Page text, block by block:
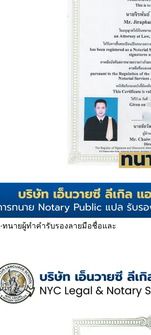
·ทนายผู้ทำคำรับรองลายมือชื่อและ